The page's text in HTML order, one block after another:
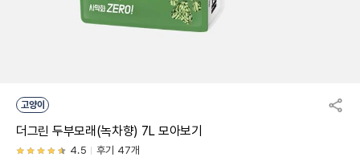
고양이
더그린 두부모래(녹차향) 7L 모아보기
4.5 후기 47개